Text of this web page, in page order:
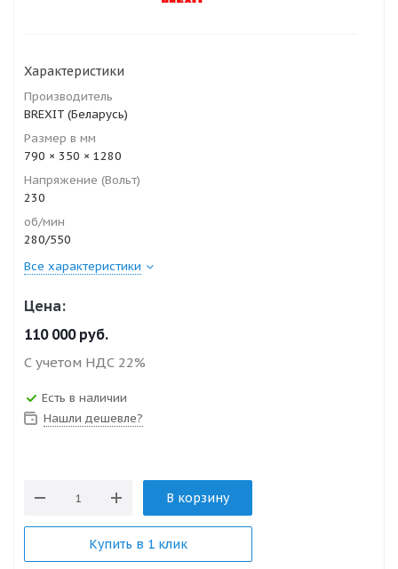
Характеристики
Производитель
BREXIT (Беларусь)
Размер в мм
790 × 350 × 1280
Напряжение (Вольт)
230
об/мин
280/550
Все характеристики
Цена:
110 000руб.
С учетом НДС 22%
Есть в наличии
Нашли дешевле?
В корзину
Купить в 1 клик